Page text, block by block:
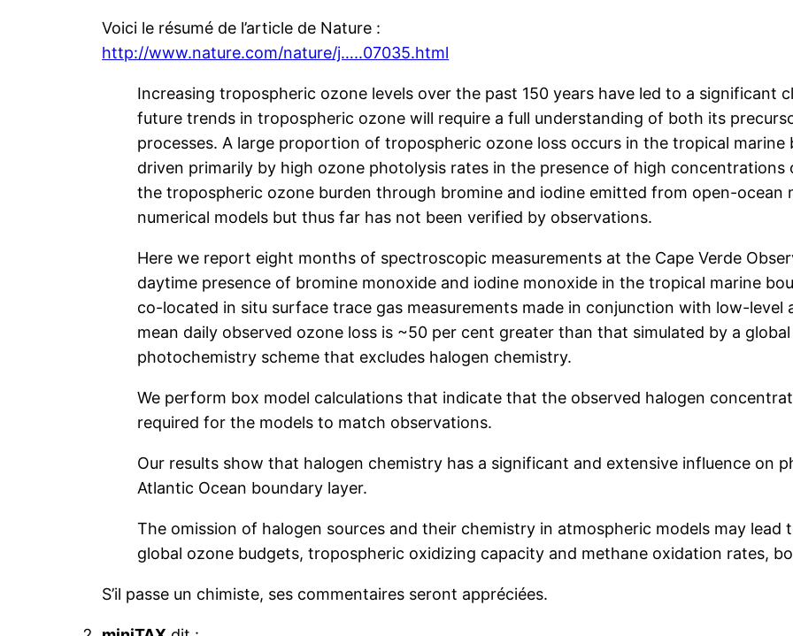
Voici le résumé de l’article de Nature :
http://www.nature.com/nature/j…..07035.html
Increasing tropospheric ozone levels over the past 150 years have led to a significant
future trends in tropospheric ozone will require a full understanding of both its
processes. A large proportion of tropospheric ozone loss occurs in the tropical
driven primarily by high ozone photolysis rates in the presence of high
the tropospheric ozone burden through bromine and iodine emitted from open-ocean
numerical models but thus far has not been verified by observations.
Here we report eight months of spectroscopic measurements at the Cape Verde
daytime presence of bromine monoxide and iodine monoxide in the tropical marine
co-located in situ surface trace gas measurements made in conjunction with low-
mean daily observed ozone loss is ~50 per cent greater than that simulated by a
photochemistry scheme that excludes halogen chemistry.
We perform box model calculations that indicate that the observed halogen
required for the models to match observations.
Our results show that halogen chemistry has a significant and extensive influence on
Atlantic Ocean boundary layer.
The omission of halogen sources and their chemistry in atmospheric models may
global ozone budgets, tropospheric oxidizing capacity and methane oxidation rates,
S’il passe un chimiste, ses commentaires seront appréciées.